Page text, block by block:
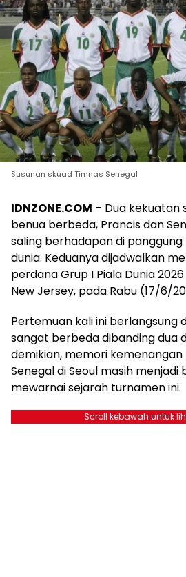
Susunan skuad Timnas Senegal
IDNZONE.COM – Dua kekuatan
benua berbeda, Prancis dan
saling berhadapan di
dunia. Keduanya dijadwalkan
perdana Grup I Piala Dunia
New Jersey, pada Rabu (17/6/
Pertemuan kali ini berlangsung
sangat berbeda dibanding dua
demikian, memori
Senegal di Seoul masih
mewarnai sejarah turnamen ini.
Scroll kebawah untuk